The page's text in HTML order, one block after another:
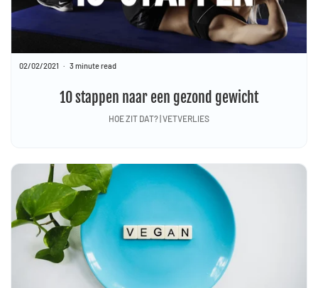
10 stappen naar een gezond gewicht
02/02/2021 3 minute read
HOE ZIT DAT? | VETVERLIES